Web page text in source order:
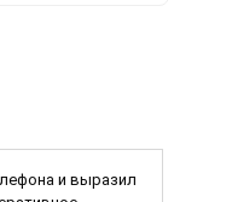
и выразил